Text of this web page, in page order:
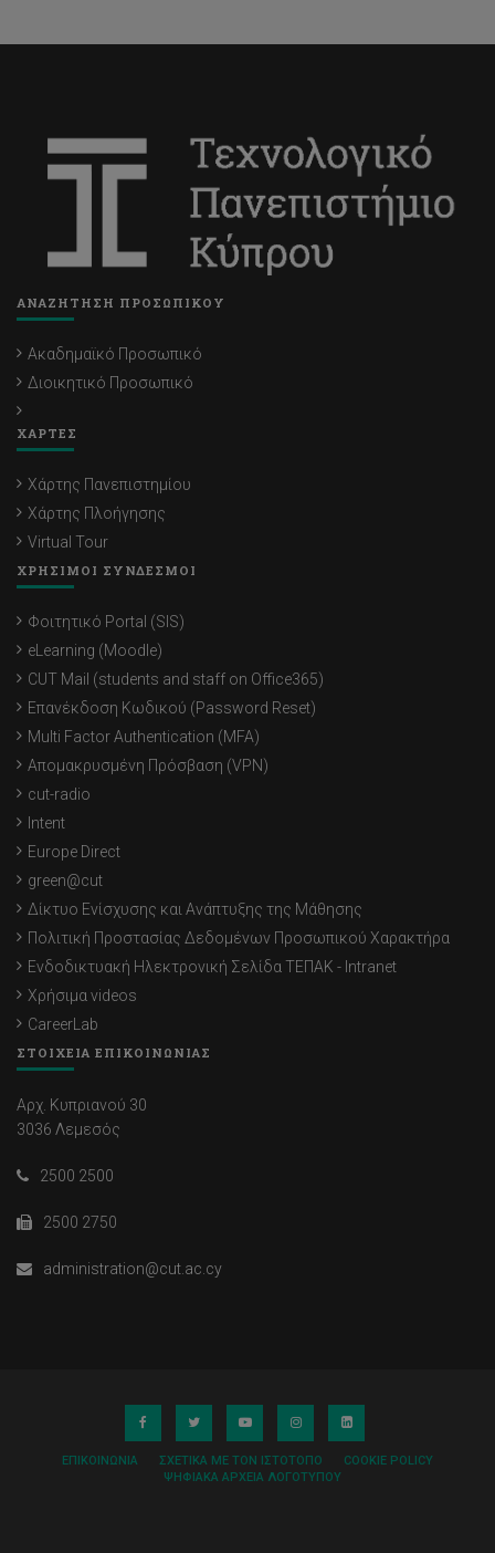
ΑΝΑΖΗΤΗΣΗ ΠΡΟΣΩΠΙΚΟΥ
Ακαδημαϊκό Προσωπικό
Διοικητικό Προσωπικό
ΧΑΡΤΕΣ
Χάρτης Πανεπιστημίου
Χάρτης Πλοήγησης
Virtual Tour
ΧΡΗΣΙΜΟΙ ΣΥΝΔΕΣΜΟΙ
Φοιτητικό Portal (SIS)
eLearning (Moodle)
CUT Mail (students and staff on Office365)
Επανέκδοση Κωδικού (Password Reset)
Multi Factor Authentication (MFA)
Απομακρυσμένη Πρόσβαση (VPN)
cut-radio
Intent
Europe Direct
green@cut
Δίκτυο Ενίσχυσης και Ανάπτυξης της Μάθησης
Πολιτική Προστασίας Δεδομένων Προσωπικού Χαρακτήρα
Ενδοδικτυακή Ηλεκτρονική Σελίδα ΤΕΠΑΚ - Intranet
Χρήσιμα videos
CareerLab
ΣΤΟΙΧΕΙΑ ΕΠΙΚΟΙΝΩΝΙΑΣ
Αρχ. Κυπριανού 30
3036 Λεμεσός
2500 2500
2500 2750
administration@cut.ac.cy
ΕΠΙΚΟΙΝΩΝΊΑ ΣΧΕΤΙΚΆ ΜΕ ΤΟΝ ΙΣΤΌΤΟΠΟ
COOKIE POLICY
ΨΗΦΙΑΚΆ ΑΡΧΕΊΑ ΛΟΓΌΤΥΠΟΥ